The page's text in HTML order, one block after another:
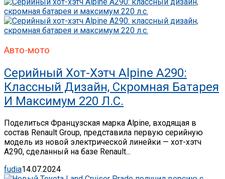
Авто-мото
Серийный Хот-Хэтч Alpine A290:
Классный Дизайн, Скромная Батарея
И Максимум 220 Л.с.
Поделиться Французская марка Alpine, входящая в
состав Renault Group, представила первую серийную
модель из новой электрической линейки — хот-хэтч
A290, сделанный на базе Renault...
fudia14.07.2024